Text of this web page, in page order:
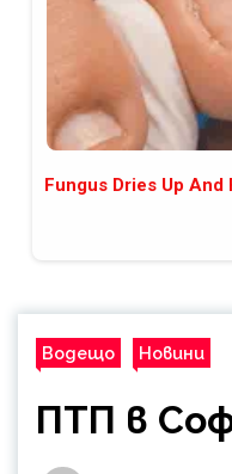
Fungus Dries Up
Водещо Новини
ПТП в